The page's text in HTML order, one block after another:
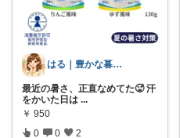
はる｜豊かな暮らしノート
最近の暑さ、正直なめてた🥵 汗
をかいた日は ...
￥ 950
0 0 2